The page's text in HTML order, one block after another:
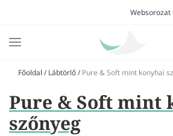
Websorozat
AKCIÓK
SZŐNYEG
Főoldal / Lábtörlő/ Pure & Soft mint konyhai
Pure & Soft mint
szőnyeg